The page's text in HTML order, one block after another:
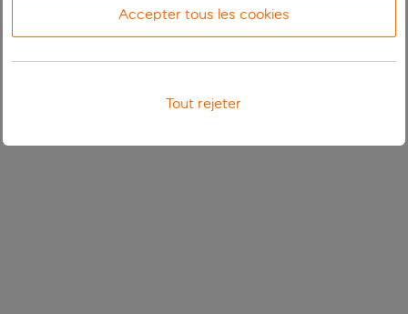
Accepter tous les cookies
Tout rejeter